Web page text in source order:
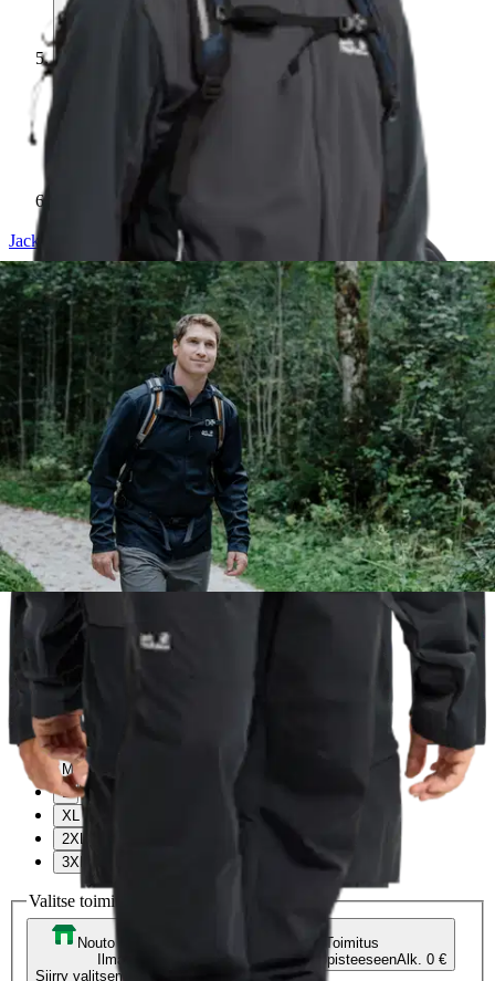
Jack Wolfskin
Jack Wolfskin miesten
kuoritakki Skyvail
110,50 €
Asiakasomistajahinta
Hinta ilman S-Etukorttia:
130,00 €
Verkkokaupan hinta
Valittu väri: phantom
phantom
Valittu koko:
M
L
XL
2XL
3XL
Valitse toimitustapa
Nouto myymälästä
Ilmainen
Siirry valitsemaan myymälä
Toimitus
Kotiin tai noutopisteeseenAlk. 0 €